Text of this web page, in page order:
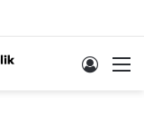
Log In